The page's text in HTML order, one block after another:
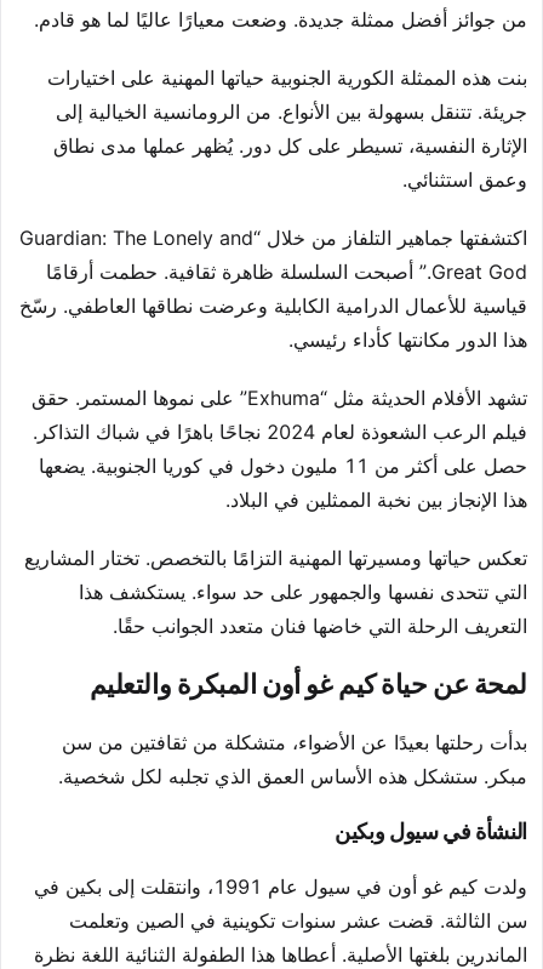
من جوائز أفضل ممثلة جديدة. وضعت معيارًا عاليًا لما هو قادم.
بنت هذه الممثلة الكورية الجنوبية حياتها المهنية على اختيارات
جريئة. تتنقل بسهولة بين الأنواع. من الرومانسية الخيالية إلى
الإثارة النفسية، تسيطر على كل دور. يُظهر عملها مدى نطاق
وعمق استثنائي.
اكتشفتها جماهير التلفاز من خلال “Guardian: The Lonely and
Great God.” أصبحت السلسلة ظاهرة ثقافية. حطمت أرقامًا
قياسية للأعمال الدرامية الكابلية وعرضت نطاقها العاطفي. رسّخ
هذا الدور مكانتها كأداء رئيسي.
تشهد الأفلام الحديثة مثل “Exhuma” على نموها المستمر. حقق
فيلم الرعب الشعوذة لعام 2024 نجاحًا باهرًا في شباك التذاكر.
حصل على أكثر من 11 مليون دخول في كوريا الجنوبية. يضعها
هذا الإنجاز بين نخبة الممثلين في البلاد.
تعكس حياتها ومسيرتها المهنية التزامًا بالتخصص. تختار المشاريع
التي تتحدى نفسها والجمهور على حد سواء. يستكشف هذا
التعريف الرحلة التي خاضها فنان متعدد الجوانب حقًا.
لمحة عن حياة كيم غو أون المبكرة والتعليم
بدأت رحلتها بعيدًا عن الأضواء، متشكلة من ثقافتين من سن
مبكر. ستشكل هذه الأساس العمق الذي تجلبه لكل شخصية.
النشأة في سيول وبكين
ولدت كيم غو أون في سيول عام 1991، وانتقلت إلى بكين في
سن الثالثة. قضت عشر سنوات تكوينية في الصين وتعلمت
الماندرين بلغتها الأصلية. أعطاها هذا الطفولة الثنائية اللغة نظرة